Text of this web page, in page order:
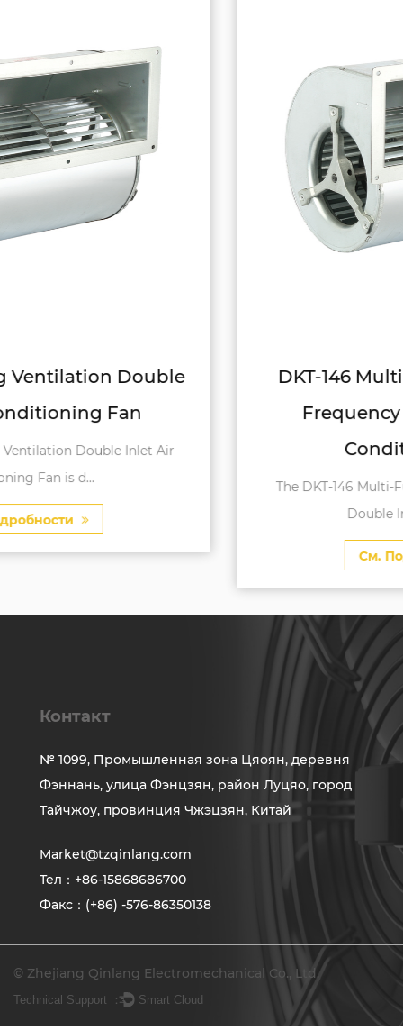
DKT-146 Multi-Function Variable
Frequency Double Inlet Air
Conditioning Fan
The DKT-146 Multi-Function Variable Frequency
См. Подробности
Контакт
№ 1099, Промышленная зона Цяоян, деревня
Фэннань, улица Фэнцзян, район Луцяо, город
Тайчжоу, провинция Чжэцзян, Китай
Market@tzqinlang.com
Тел：+86-15868686700
Факс：(+86) -576-86350138
© Zhejiang Qinlang Electromechanical Co., Ltd.
Technical Support ： Smart Cloud